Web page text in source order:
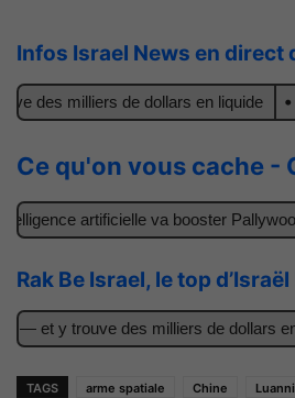
Infos Israel News en direct
milliers de dollars en liquide
Ce qu'on vous cache -
artificielle va booster Pallywood
Rak Be Israel, le top d’Israël
et y trouve des milliers de dollars en
TAGS arme spatiale Chine